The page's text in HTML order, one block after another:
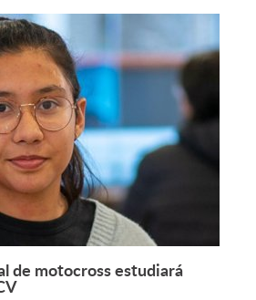
Leer más +
de motocross estudiará